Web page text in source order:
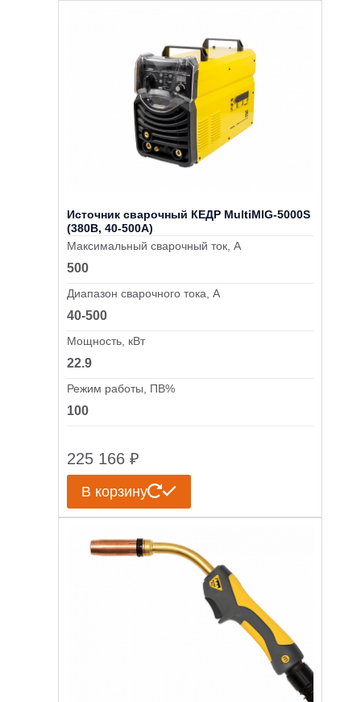
Источник сварочный КЕДР MultiMIG-5000S
(380В, 40-500А)
Максимальный сварочный ток, А
500
Диапазон сварочного тока, А
40-500
Мощность, кВт
22.9
Режим работы, ПВ%
100
225 166 ₽
В корзину